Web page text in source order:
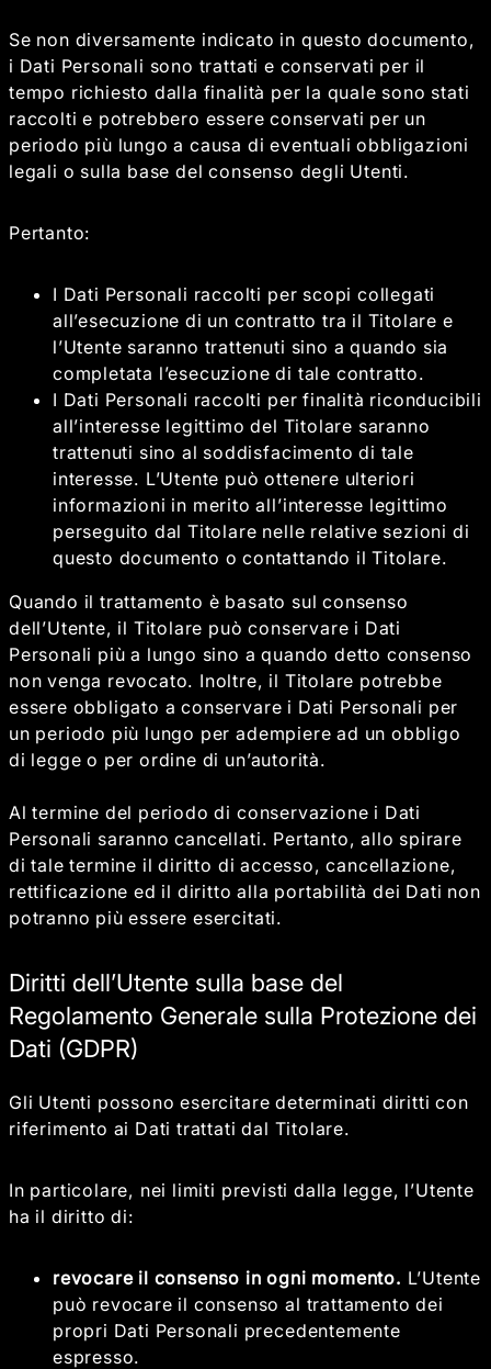
Se non diversamente indicato in questo documento,
i Dati Personali sono trattati e conservati per il
tempo richiesto dalla finalità per la quale sono stati
raccolti e potrebbero essere conservati per un
periodo più lungo a causa di eventuali obbligazioni
legali o sulla base del consenso degli Utenti.
Pertanto:
I Dati Personali raccolti per scopi collegati
all’esecuzione di un contratto tra il Titolare e
l’Utente saranno trattenuti sino a quando sia
completata l’esecuzione di tale contratto.
I Dati Personali raccolti per finalità riconducibili
all’interesse legittimo del Titolare saranno
trattenuti sino al soddisfacimento di tale
interesse. L’Utente può ottenere ulteriori
informazioni in merito all’interesse legittimo
perseguito dal Titolare nelle relative sezioni di
questo documento o contattando il Titolare.
Quando il trattamento è basato sul consenso
dell’Utente, il Titolare può conservare i Dati
Personali più a lungo sino a quando detto consenso
non venga revocato. Inoltre, il Titolare potrebbe
essere obbligato a conservare i Dati Personali per
un periodo più lungo per adempiere ad un obbligo
di legge o per ordine di un’autorità.
Al termine del periodo di conservazione i Dati
Personali saranno cancellati. Pertanto, allo spirare
di tale termine il diritto di accesso, cancellazione,
rettificazione ed il diritto alla portabilità dei Dati non
potranno più essere esercitati.
Diritti dell’Utente sulla base del
Regolamento Generale sulla Protezione dei
Dati (GDPR)
Gli Utenti possono esercitare determinati diritti con
riferimento ai Dati trattati dal Titolare.
In particolare, nei limiti previsti dalla legge, l’Utente
ha il diritto di:
revocare il consenso in ogni momento. L’Utente
può revocare il consenso al trattamento dei
propri Dati Personali precedentemente
espresso.